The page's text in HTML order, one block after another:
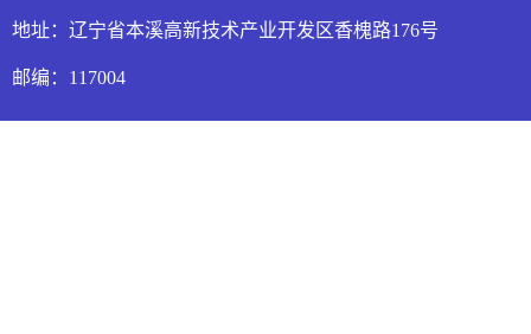
地址：辽宁省本溪高新技术产业开发区香槐路176号
邮编：117004